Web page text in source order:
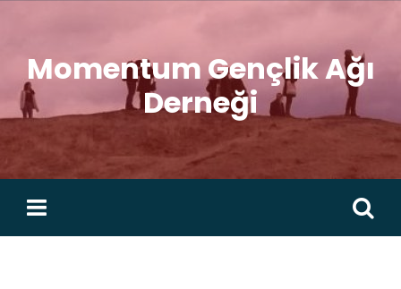
contentMomentum Gençlik Ağı
Derneği
Arama: